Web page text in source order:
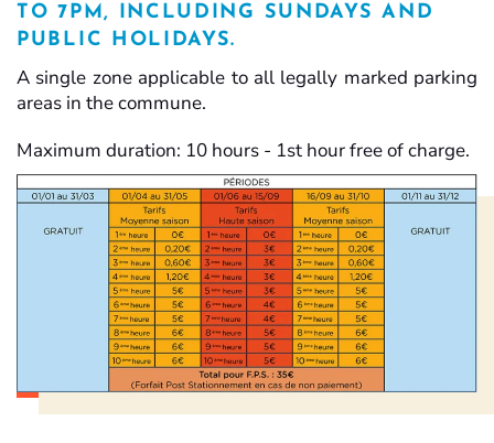
TO 7PM, INCLUDING SUNDAYS AND
PUBLIC HOLIDAYS.
A single zone applicable to all legally marked parking
areas in the commune.
Maximum duration: 10 hours - 1st hour free of charge.